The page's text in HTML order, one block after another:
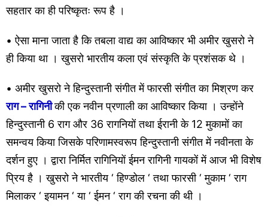
सहतार का ही परिष्कृतः रूप है ।
• ऐसा माना जाता है कि तबला वाद्य का आविष्कार भी अमीर खुसरो ने
ही किया था । खुसरो भारतीय कला एवं संस्कृति के प्रशंसक थे ।
• अमीर खुसरो ने हिन्दुस्तानी संगीत में फारसी संगीत का मिश्रण कर
राग – रागिनीकी एक नवीन प्रणाली का आविष्कार किया । उन्होंने
हिन्दुस्तानी 6 राग और 36 रागनियों तथा ईरानी के 12 मुकामों का
समन्वय किया जिसके परिणामस्वरूप हिन्दुस्तानी संगीत में नवीनता के
दर्शन हुए । द्वारा निर्मित रागिनियों ईमन रागिनी गायकों में आज भी विशेष
प्रिय है । खुसरो ने भारतीय ‘ हिण्डोल ‘ तथा फारसी ‘ मुकाम ‘ राग
मिलाकर ‘ इयामन ‘ या ‘ ईमन ‘ राग की रचना की थी ।